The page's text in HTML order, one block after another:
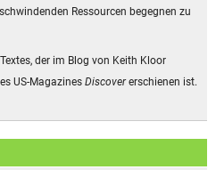
Ressourcen begegnen zu
der im Blog von Keith Kloor
US-Magazines Discovererschienen ist.